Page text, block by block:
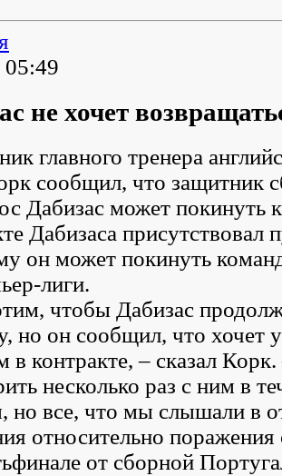
не хочет
главного тренера
сообщил, что защитник
Дабизас может покинуть
Дабизаса присутствовал
он может покинуть
лиги.
чтобы Дабизас
но он сообщил, что хочет
в контракте, – сказал
несколько раз с ним в
но все, что мы слышали в
относительно
от сборной